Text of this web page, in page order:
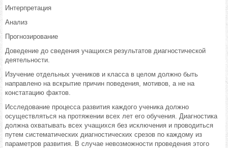
Интерпретация
Анализ
Прогнозирование
Доведение до сведения учащихся результатов диагностической
деятельности.
Изучение отдельных учеников и класса в целом должно быть
направлено на вскрытие причин поведения, мотивов, а не на
констатацию фактов.
Исследование процесса развития каждого ученика должно
осуществляться на протяжении всех лет его обучения. Диагностика
должна охватывать всех учащихся без исключения и проводиться
путем систематических диагностических срезов по каждому из
параметров развития. В случае невозможности проведения этого